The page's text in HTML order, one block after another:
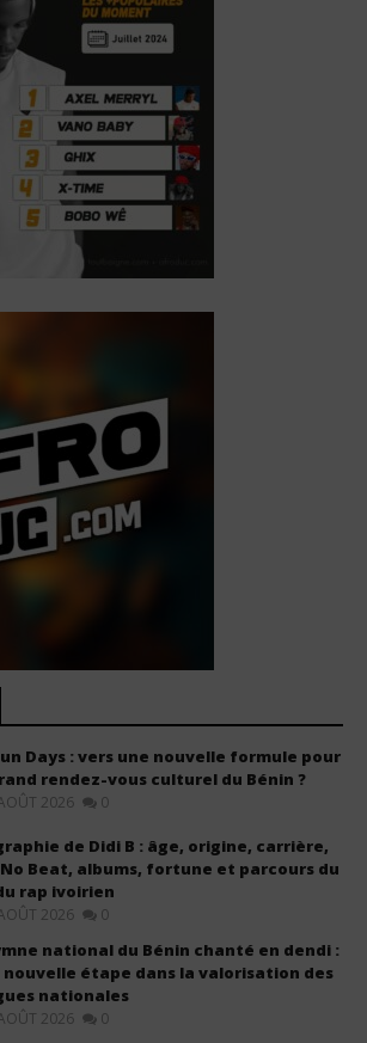
Days : vers une nouvelle formule pour
rendez-vous culturel du Bénin ?
2026 0
de Didi B : âge, origine, carrière,
Beat, albums, fortune et parcours du
rap ivoirien
2026 0
national du Bénin chanté en dendi :
nouvelle étape dans la valorisation des
nationales
2026 0